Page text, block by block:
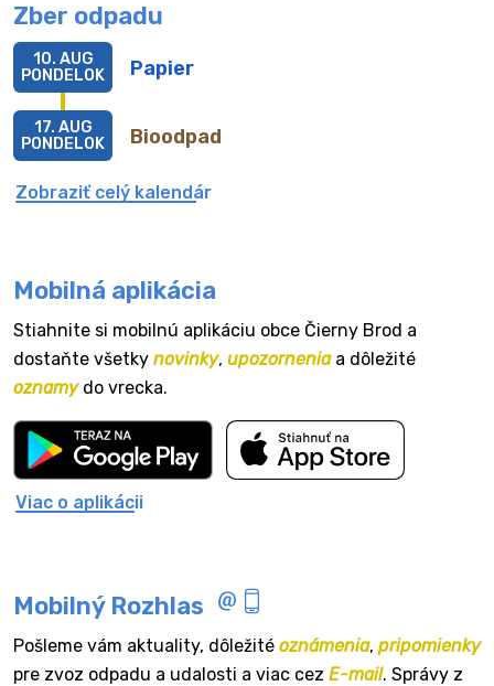
Zber odpadu
Papier
10. AUG
PONDELOK
Bioodpad
17. AUG
PONDELOK
Zobraziť celý kalendár
Mobilná aplikácia
Stiahnite si mobilnú aplikáciu obce Čierny Brod a
dostaňte všetky novinky, upozorneniaa dôležité
oznamydo vrecka.
Viac o aplikácii
Mobilný Rozhlas
Pošleme vám aktuality, dôležité oznámenia, pripomienky
pre zvoz odpadu a udalosti a viac cez E-mail. Správy z